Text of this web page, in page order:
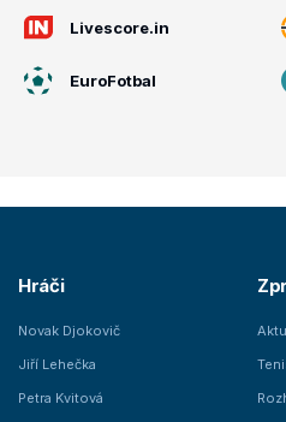
Livescore.in
EuroFotbal
Hráči
Novak Djokovič
Jiří Lehečka
Petra Kvitová